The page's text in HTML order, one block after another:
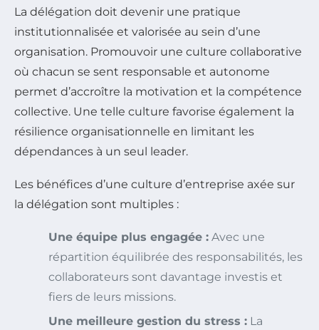
La délégation doit devenir une pratique
institutionnalisée et valorisée au sein d’une
organisation. Promouvoir une culture collaborative
où chacun se sent responsable et autonome
permet d’accroître la motivation et la compétence
collective. Une telle culture favorise également la
résilience organisationnelle en limitant les
dépendances à un seul leader.
Les bénéfices d’une culture d’entreprise axée sur
la délégation sont multiples :
Une équipe plus engagée : Avec une
répartition équilibrée des responsabilités, les
collaborateurs sont davantage investis et
fiers de leurs missions.
Une meilleure gestion du stress : La